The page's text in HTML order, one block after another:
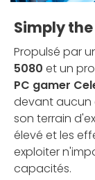
Simply
Propulsé par
5080 et un
PC gamer
devant aucun
son terrain
élevé et les
exploiter
capacités.